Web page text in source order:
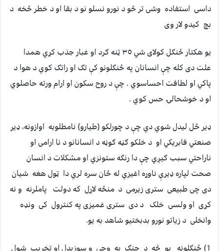
داسی استفاده وشی تر څو د نورو نسلو نو د بقا او د خطر څخه د
بچ کیدو لار وی
يو هکتار ځنګل کولاى شي ٣٥ ټنه ګرد او غبار جذب کړي همدا
علت دى کله چې انسانان په ځنګلونو کې تګ او راتګ کوي د هوا د
پاکي او لطافت احساسوي . چې د روح سکون او ارام ورته حاصلوي
او د خوشحالۍ حس کوي .
ډير ځل ليدل شوي دي چې د چورلکو (طيارو) نامطلوبه اوازونه، ډير
صنعتي فابريکي او د خلکو ګڼه ګوڼه د انسانانو د نا ارامی او
ناراحتي سبب ګيږي چې دا رنګه ستونزي او مشکلات د انسان
صحت لپاره ډيرې ناوړه اغيزي له ځان سره لري دا ټول هغه شیان
دی چی طبیعی ستری زیرمی د منځه لاړل که دولت پاملرنه و نه
کړی او ولسی خلک د دی ستری ‏غمیزی په کنترول کی ونډه
وانخلی د زیاتو نورو بدبختیو شاهد به یو.‏
‏1)‏ ځنګلونه یو څه د جنګ په وجی و سوزیدل او تخریب شول